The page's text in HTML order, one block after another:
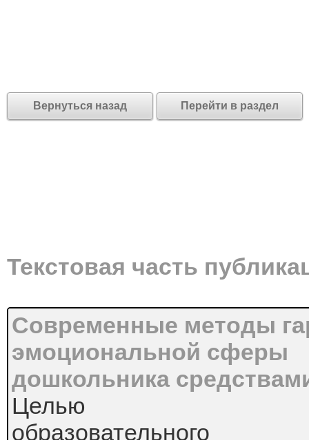
Вернуться назад Перейти в раздел
Текстовая часть
Современные методы
эмоциональной сферы
дошкольника
Целью
образовательного